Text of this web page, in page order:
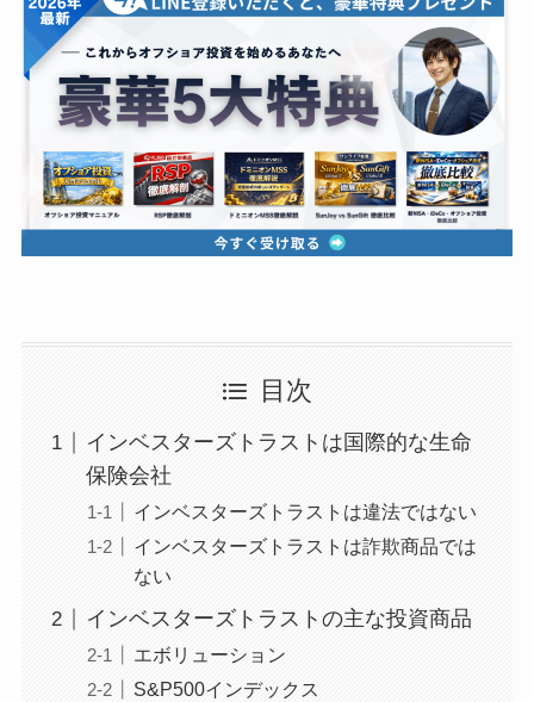
目次
インベスターズトラストは国際的な生命
保険会社
インベスターズトラストは違法ではない
インベスターズトラストは詐欺商品では
ない
インベスターズトラストの主な投資商品
エボリューション
S&P500インデックス